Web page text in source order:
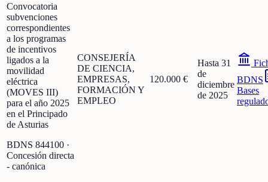
Convocatoria
subvenciones
correspondientes
a los programas
de incentivos
ligados a la
movilidad
eléctrica
(MOVES III)
para el año 2025
en el Principado
de Asturias
BDNS 844100 ·
Concesión directa
- canónica
CONSEJERÍA
DE CIENCIA,
EMPRESAS,
FORMACIÓN Y
EMPLEO
120.000 €
Hasta 31
de
diciembre
de 2025
BDNS
Bases